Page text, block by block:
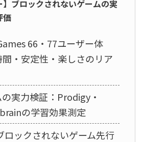
】ブロックされないゲームの実
価
66・77ユーザー体
・安定性・楽しさのリア
実力検証：Prodigy・
の学習効果測定
ロックされないゲーム先行